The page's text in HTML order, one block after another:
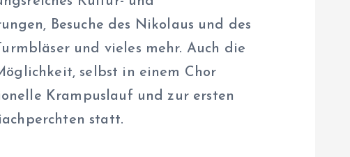
Besuche des Nikolaus und des
und vieles mehr. Auch die
selbst in einem Chor
Krampuslauf und zur ersten
statt.